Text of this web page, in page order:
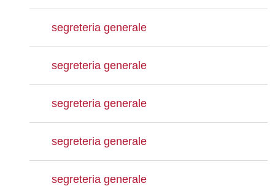
segreteria generale
segreteria generale
segreteria generale
segreteria generale
segreteria generale